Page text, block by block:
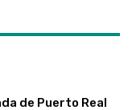
de Puerto Real